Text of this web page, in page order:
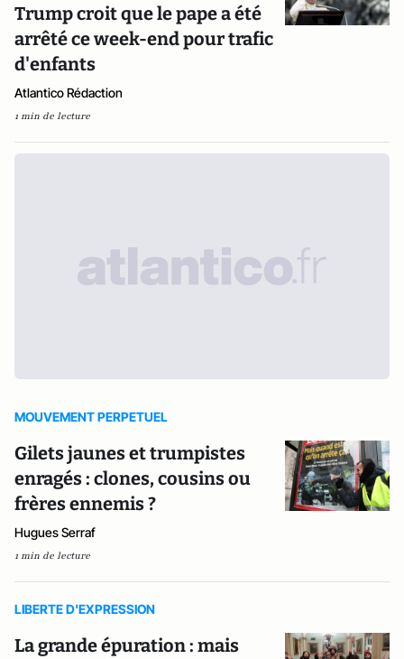
Trump croit que le pape a été
arrêté ce week-end pour trafic
d'enfants
Atlantico Rédaction
1 min de lecture
MOUVEMENT PERPETUEL
Gilets jaunes et trumpistes
enragés : clones, cousins ou
frères ennemis ?
Hugues Serraf
1 min de lecture
LIBERTE D'EXPRESSION
La grande épuration : mais